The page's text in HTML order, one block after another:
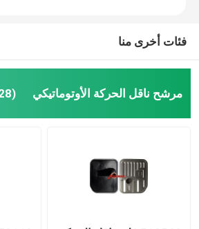
أطقم إعادة بناء ناقل الحركة
فلتر ناقل الحركة من فورد
فلتر ناقل الحركة من مازدا
فئات أخرى منا
مرشح ناقل الحركة الأوتوماتيكي (228)